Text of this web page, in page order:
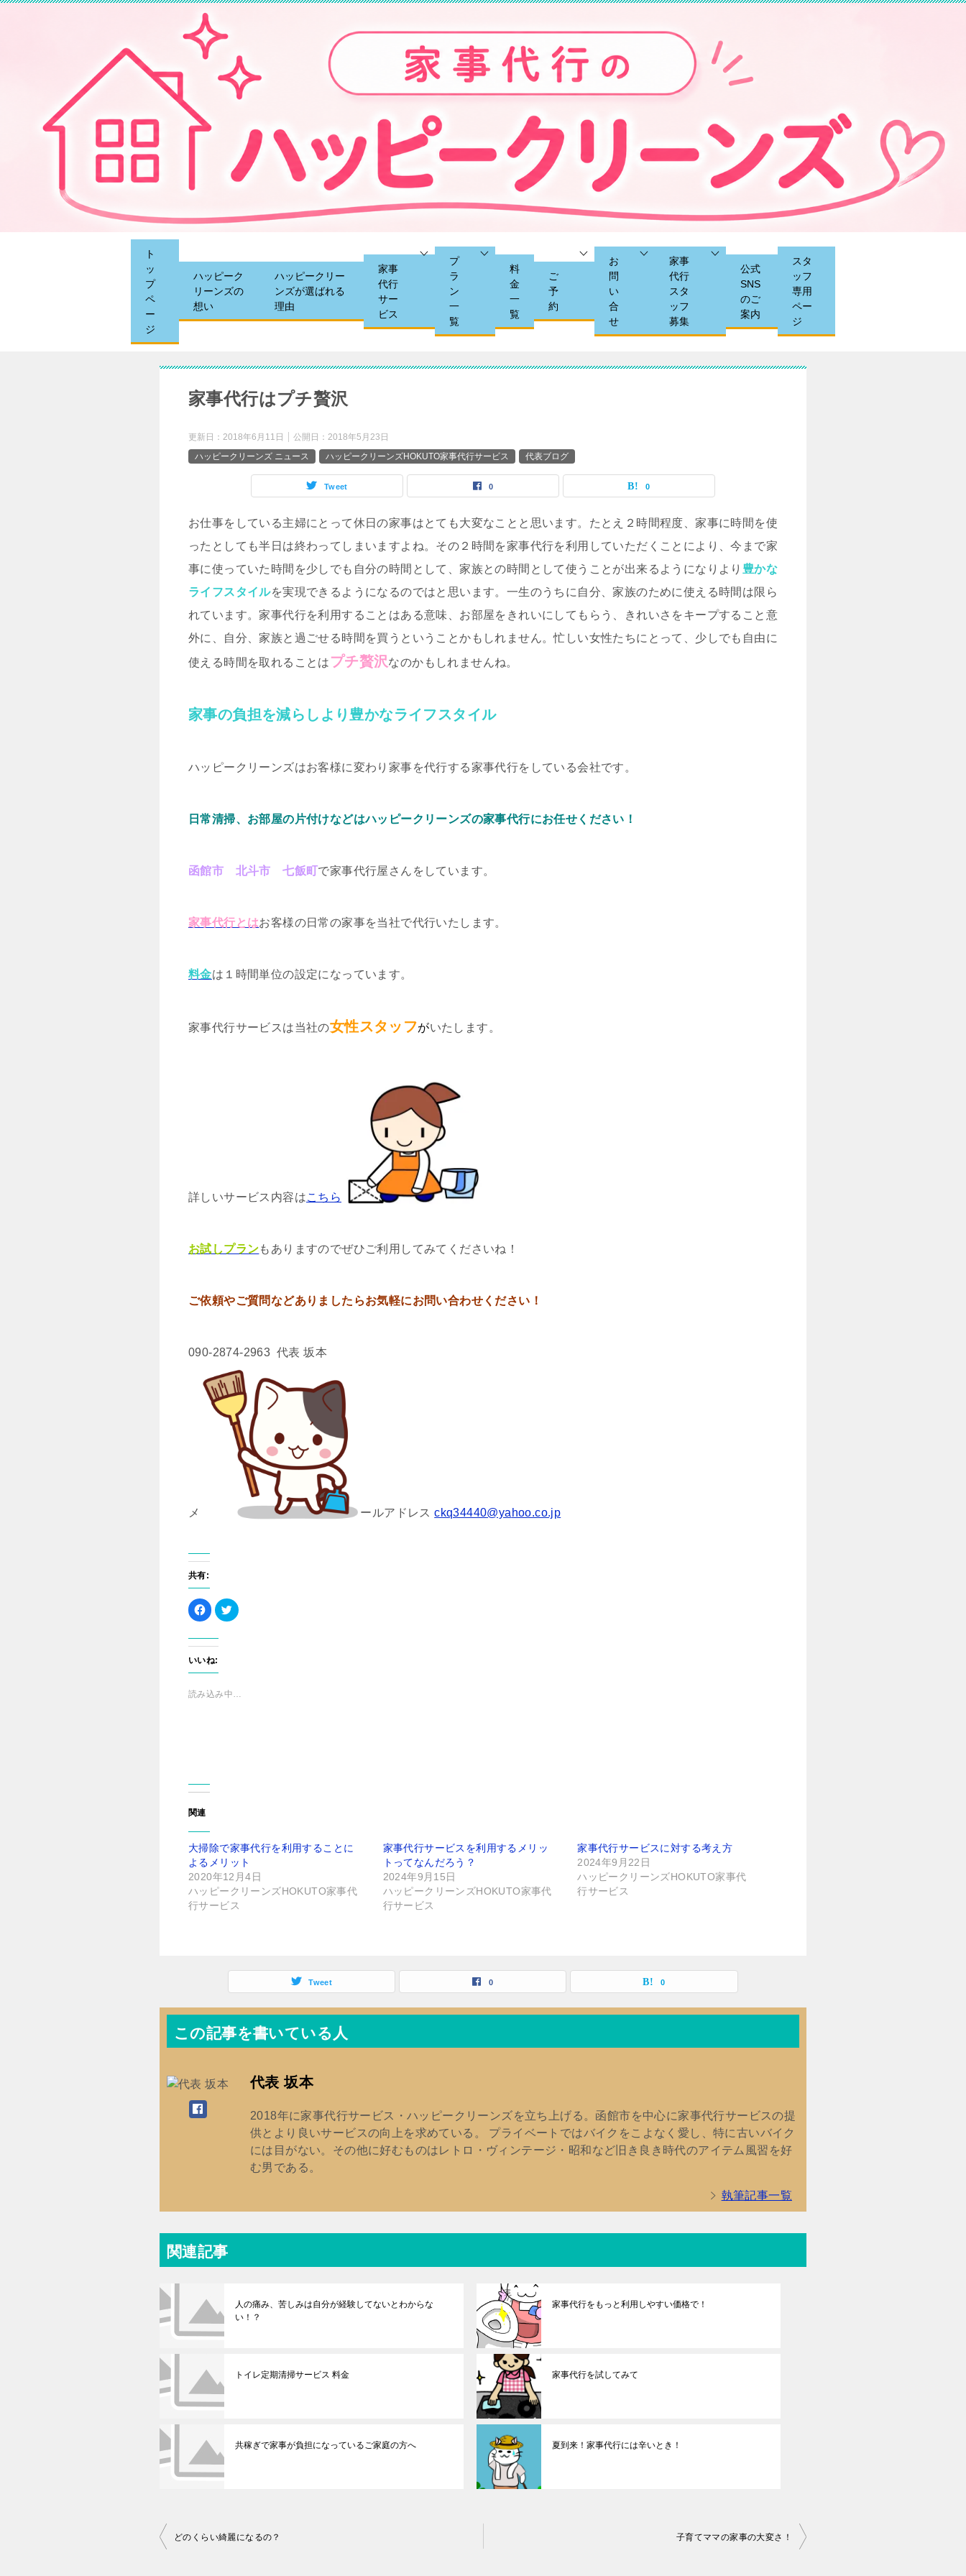
ト
ッ
プ
ペ
ー
ジ
ハッピーク
リーンズの
想い
ハッピークリー
ンズが選ばれる
理由
家事
代行
サー
ビス
プ
ラ
ン
一
覧
料
金
一
覧
ご
予
約
お
問
い
合
せ
家事
代行
スタ
ッフ
募集
公式
SNS
のご
案内
スタ
ッフ
専用
ペー
ジ
家事代行はプチ贅沢
更新日： 2018年6月11日 公開日： 2018年5月23日
ハッピークリーンズ ニュース
ハッピークリーンズHOKUTO家事代行サービス 代表ブログ
Tweet 0 0
お仕事をしている主婦にとって休日の家事はとても大変なことと思います。たとえ２時間程度、家事に時間を使
ったとしても半日は終わってしまいますよね。その２時間を家事代行を利用していただくことにより、今まで家
事に使っていた時間を少しでも自分の時間として、家族との時間として使うことが出来るようになりより 豊かな
ライフスタイルを実現できるようになるのではと思います。一生のうちに自分、家族のために使える時間は限ら
れています。家事代行を利用することはある意味、お部屋をきれいにしてもらう、きれいさをキープすること意
外に、自分、家族と過ごせる時間を買うということかもしれません。忙しい女性たちにとって、少しでも自由に
使える時間を取れることは プチ贅沢なのかもしれませんね。
家事の負担を減らしより豊かなライフスタイル
ハッピークリーンズはお客様に変わり家事を代行する家事代行をしている会社です。
日常清掃、お部屋の片付けなどはハッピークリーンズの家事代行にお任せください！
函館市 北斗市 七飯町で家事代行屋さんをしています。
家事代行とはお客様の日常の家事を当社で代行いたします。
料金は１時間単位の設定になっています。
家事代行サービスは当社の女性スタッフがいたします。
詳しいサービス内容はこちら
お試しプランもありますのでぜひご利用してみてくださいね！
ご依頼やご質問などありましたらお気軽にお問い合わせください！
090-2874-2963 代表 坂本
メ ールアドレスckq34440@ya hoo.co.jp
共有:
F
a
b
o
o
k
で
有
く
新
し
い
ィ
ン
ド
ウ
開
ク
リ
t
き
ま
)
いいね:
読み込み中…
関連
大掃除で家事代行を利用することに
よるメリット
2020年12月4日
ハッピークリーンズHOKUTO家事代
行サービス
家事代行サービスを利用するメリッ
トってなんだろう？
2024年9月15日
ハッピークリーンズHOKUTO家事代
行サービス
家事代行サービスに対する考え方
2024年9月22日
ハッピークリーンズHOKUTO家事代
行サービス
Tweet 0 0
この記事を書いている人
代表 坂本
2018年に家事代行サービス・ハッピークリーンズを立ち上げる。函館市を中心に家事代行サービスの提
供とより良いサービスの向上を求めている。 プライベートではバイクをこよなく愛し、特に古いバイク
には目がない。その他に好むものはレトロ・ヴィンテージ・昭和など旧き良き時代のアイテム風習を好
む男である。
執筆記事一覧
関連記事
人の痛み、苦しみは自分が経験してないとわからな
い！？
家事代行をもっと利用しやすい価格で！
トイレ定期清掃サービス 料金 家事代行を試してみて
共稼ぎで家事が負担になっているご家庭の方へ 夏到来！家事代行には辛いとき！
投
どのくらい綺麗になるの？ 子育てママの家事の大変さ！